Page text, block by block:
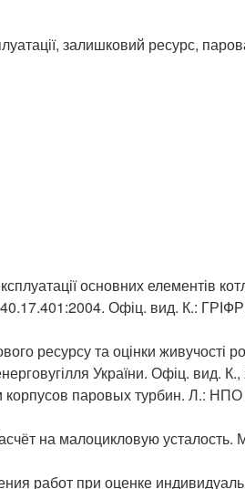
залишковий ресурс,
основних елементів
Офіц. вид. К.:
ресурсу та оцінки живучості
України. Офіц. вид.
паровых турбин. Л.: НПО
на малоцикловую
работ при оценке